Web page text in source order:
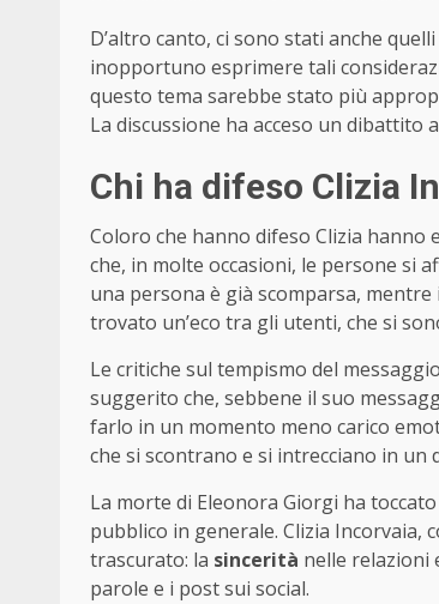
D’altro canto, ci sono stati anche
inopportuno esprimere tali
questo tema sarebbe stato più
La discussione ha acceso un dibattito
Chi ha difeso Clizia
Coloro che hanno difeso Clizia
che, in molte occasioni, le persone si
una persona è già scomparsa,
trovato un’eco tra gli utenti, che si
Le critiche sul tempismo del
suggerito che, sebbene il suo
farlo in un momento meno carico
che si scontrano e si intrecciano in un
La morte di Eleonora Giorgi ha
pubblico in generale. Clizia Incorvaia,
trascurato: la sincerità nelle relazioni
parole e i post sui social.